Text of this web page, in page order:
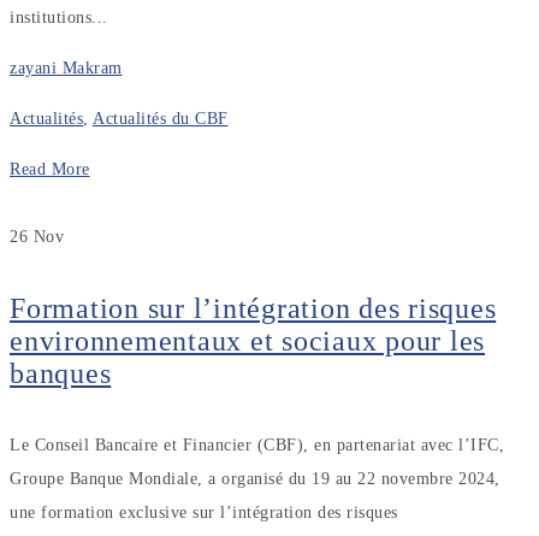
institutions...
zayani Makram
Actualités, Actualités du CBF
Read More
26 Nov
Formation sur l’intégration des risques
environnementaux et sociaux pour les
banques
Le Conseil Bancaire et Financier (CBF), en partenariat avec l’IFC,
Groupe Banque Mondiale, a organisé du 19 au 22 novembre 2024,
une formation exclusive sur l’intégration des risques